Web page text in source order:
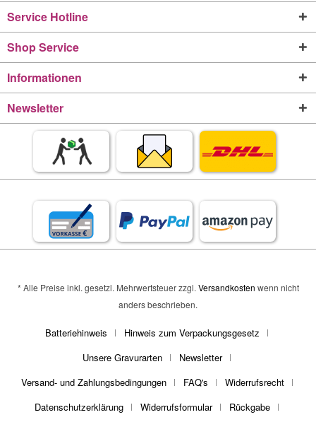
Service Hotline
Shop Service
Informationen
Newsletter
* Alle Preise inkl. gesetzl. Mehrwertsteuer zzgl. Versandkosten wenn nicht
anders beschrieben.
Batteriehinweis
Hinweis zum Verpackungsgesetz
Unsere Gravurarten
Newsletter
Versand- und Zahlungsbedingungen
FAQ's
Widerrufsrecht
Datenschutzerklärung
Widerrufsformular Rückgabe